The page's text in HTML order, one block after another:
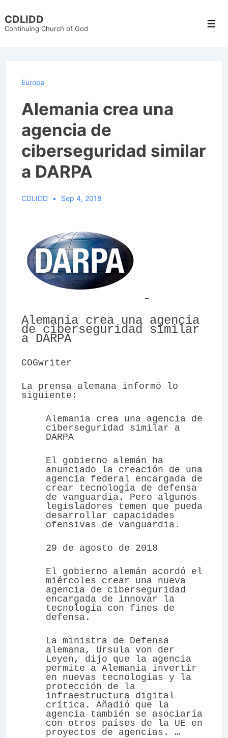
Skip
CDLIDD
Continuing Church of God
Europa
Alemania crea una
agencia de
ciberseguridad similar
a DARPA
CDLIDD Sep 4, 2018
Alemania crea una agencia
de ciberseguridad similar
a DARPA
COGwriter
La prensa alemana informó lo
siguiente:
Alemania crea una agencia de
ciberseguridad similar a
DARPA
El gobierno alemán ha
anunciado la creación de una
agencia federal encargada de
crear tecnología de defensa
de vanguardia. Pero algunos
legisladores temen que pueda
desarrollar capacidades
ofensivas de vanguardia.
29 de agosto de 2018
El gobierno alemán acordó el
miércoles crear una nueva
agencia de ciberseguridad
encargada de innovar la
tecnología con fines de
defensa.
La ministra de Defensa
alemana, Ursula von der
Leyen, dijo que la agencia
permite a Alemania invertir
en nuevas tecnologías y la
protección de la
infraestructura digital
crítica. Añadió que la
agencia también se asociaría
con otros países de la UE en
proyectos de agencias. …